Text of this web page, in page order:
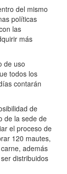
del mismo
políticas
las
más
de uso
todos los
contarán
de
de la sede de
el proceso de
120 mautes,
además
distribuidos